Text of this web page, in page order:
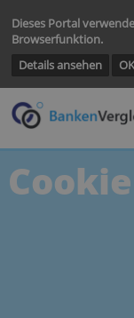
Dieses Portal
Browserfunktion.
Details ansehen